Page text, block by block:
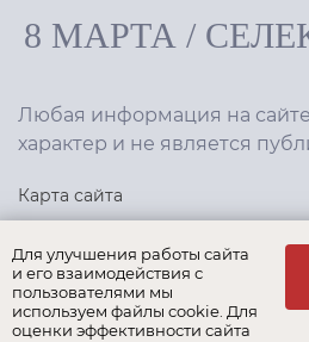
8 МАРТА /
Любая информация на
характер и не является
Карта сайта
Политика конфиденциальности
Создание сайта,интернет-
Для улучшения работы сайта
и его взаимодействия с
пользователями мы
используем файлы cookie. Для
оценки эффективности сайта